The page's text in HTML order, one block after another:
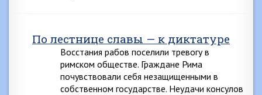
По лестнице славы — к диктатуре
Восстания рабов поселили тревогу в
римском обществе. Граждане Рима
почувствовали себя незащищенными в
собственном государстве. Неудачи консулов